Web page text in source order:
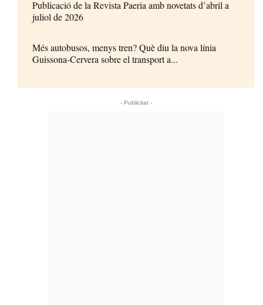
Publicació de la Revista Paeria amb novetats d’abril a
juliol de 2026
Més autobusos, menys tren? Què diu la nova línia
Guissona-Cervera sobre el transport a...
- Publicitat -